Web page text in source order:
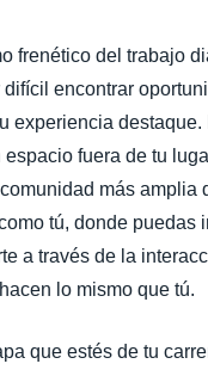
frenético del trabajo
difícil encontrar
experiencia destaque.
espacio fuera de tu
más amplia
tú, donde puedas
a través de la
lo mismo que tú.
que estés de tu